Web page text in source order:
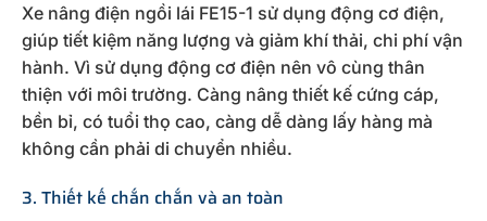
Xe nâng điện ngồi lái FE15-1 sử dụng động cơ điện,
giúp tiết kiệm năng lượng và giảm khí thải, chi phí vận
hành. Vì sử dụng động cơ điện nên vô cùng thân
thiện với môi trường. Càng nâng thiết kế cứng cáp,
bền bỉ, có tuổi thọ cao, càng dễ dàng lấy hàng mà
không cần phải di chuyển nhiều.
3. Thiết kế chắn chắn và an toàn